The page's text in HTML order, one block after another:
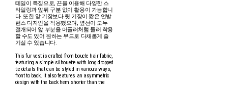
테일이 특징으로, 끈을 이용해 다양한 스
타일링과 앞뒤 구분 없이 활용이 가능합니
다. 또한 앞 기장보다 뒷 기장이 짧은 언발
런스 디자인을 적용했으며, 옆선이 모두
절개되어 앞 부분을 머플러처럼 둘러 착용
할 수도 있어 원하는 무드로 다채롭게 즐
기실 수 있습니다.
This fur vest is crafted from boucle hair fabric,
featuring a simple silhouette with long dropped
tie details that can be styled in various ways,
front to back. It also features an asymmetric
design with the back hem shorter than the